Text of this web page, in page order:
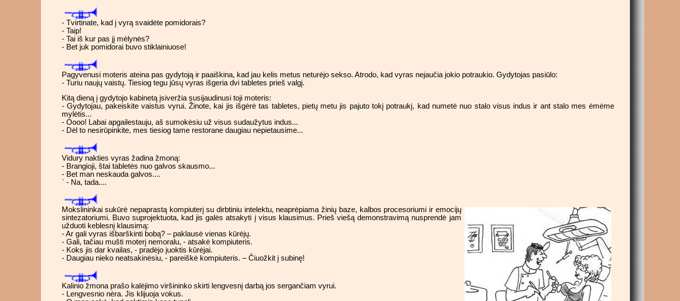
- Tvirtinate, kad į vyrą svaidėte pomidorais?
- Taip!
- Tai iš kur pas jį mėlynės?
- Bet juk pomidorai buvo stiklainiuose!
Pagyvenusi moteris ateina pas gydytoją ir paaiškina, kad jau kelis metus neturėjo sekso. Atrodo, kad vyras nejaučia jokio potraukio. Gydytojas pasiūlo:
- Turiu naujų vaistų. Tiesiog tegu jūsų vyras išgeria dvi tabletes prieš valgį.
Kitą dieną į gydytojo kabinetą įsiveržia susijaudinusi toji moteris:
- Gydytojau, pakeiskite vaistus vyrui. Žinote, kai jis išgėrė tas tabletes, pietų metu jis pajuto tokį potraukį, kad numetė nuo stalo visus indus ir ant stalo mes ėmėme
mylėtis...
- Oooo! Labai apgailestauju, aš sumokėsiu už visus sudaužytus indus...
- Dėl to nesirūpinkite, mes tiesiog tame restorane daugiau nepietausime...
Vidury nakties vyras žadina žmoną:
- Brangioji, štai tabletės nuo galvos skausmo...
- Bet man neskauda galvos....
` - Na, tada....
Mokslininkai sukūrė nepaprastą kompiuterį su dirbtiniu intelektu, neaprėpiama žinių baze, kalbos procesoriumi ir emocijų
sintezatoriumi. Buvo suprojektuota, kad jis galės atsakyti į visus klausimus. Prieš viešą demonstravimą nusprendė jam
užduoti keblesnį klausimą:
- Ar gali vyras išbarškinti bobą? – paklausė vienas kūrėjų.
- Gali, tačiau mušti moterį nemoralu, - atsakė kompiuteris.
- Koks jis dar kvailas, - pradėjo juoktis kūrėjai.
- Daugiau nieko neatsakinėsiu, - pareiškė kompiuteris. – Čiuožkit į subinę!
Kalinio žmona prašo kalėjimo viršininko skirti lengvesnį darbą jos sergančiam vyrui.
- Lengvesnio nėra. Jis klijuoja vokus.